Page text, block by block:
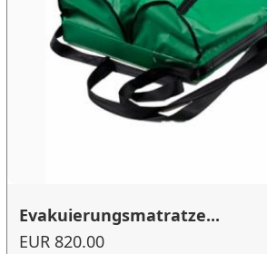
Evakuierungsmatratze...
EUR 820.00